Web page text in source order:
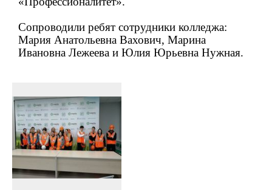
Сопроводили ребят сотрудники колледжа:
Мария Анатольевна Вахович, Марина
Ивановна Лежеева и Юлия Юрьевна Нужная.